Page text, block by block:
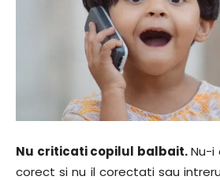
Nu criticati copilul balbait.Nu-i
corect si nu il corectati sau